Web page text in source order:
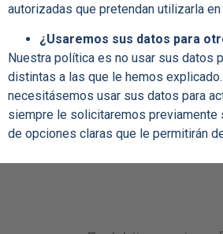
autorizadas que pretendan utilizarla
¿Usaremos sus datos para
Nuestra política es no usar sus datos
distintas a las que le hemos
necesitásemos usar sus datos para
siempre le solicitaremos previamente
de opciones claras que le permitirán